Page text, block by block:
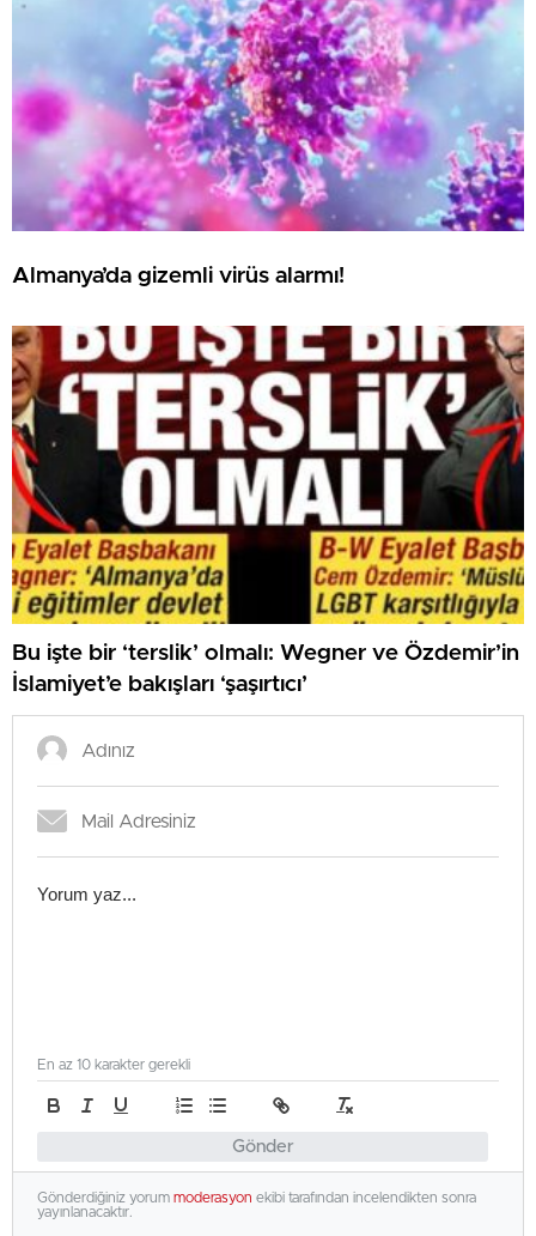
Almanya’da gizemli virüs alarmı!
Bu işte bir ‘terslik’ olmalı: Wegner ve Özdemir’in
İslamiyet’e bakışları ‘şaşırtıcı’
Gönder
En az 10 karakter gerekli
Gönderdiğiniz yorum moderasyon ekibi tarafından incelendikten sonra
yayınlanacaktır.